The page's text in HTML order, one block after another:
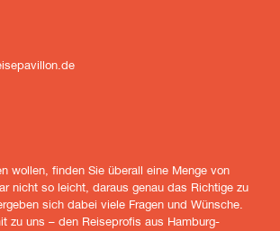
wollen, finden Sie überall eine Menge von
nicht so leicht, daraus genau das Richtige zu
sich dabei viele Fragen und Wünsche.
zu uns – den Reiseprofis aus Hamburg-